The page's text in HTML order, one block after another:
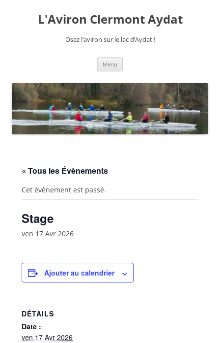
L'Aviron Clermont Aydat
Osez l’aviron sur le lac d’Aydat !
Menu
« Tous les Évènements
Cet évènement est passé.
Stage
ven 17 Avr 2026
Ajouter au calendrier
DÉTAILS
Date :
ven 17 Avr 2026